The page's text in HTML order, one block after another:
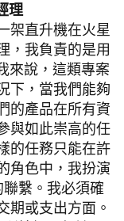
理
架直升機在火星
，我負責的是用
來說，這類專案
下，當我們能夠
的產品在所有資
與如此崇高的任
的任務只能在許
角色中，我扮演
繫。我必須確
期或支出方面。